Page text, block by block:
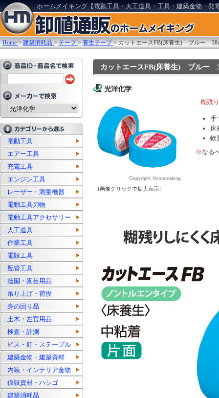
ホームメイキング【電動工具・大工道具・工具・建築金物・発
Home >建築消耗品 >テープ >養生テープ >カットエースFB(床養生) ブルー
電動工具
エアー工具
充電工具
エンジン工具
レーザー・測量機器
電動工具刃物
電動工具アクセサリー
大工道具
作業工具
電設工具
配管工具
造園・園芸用品
吊り上げ・荷役
身の回り品
土木・左官用品
検査・計測
ビス・釘・ステープル
建築金物・建築資材
内装・インテリア金物
仮設資材・ハシゴ
建築消耗品
カットエースFB(床養生) ブルー
[画像クリックで拡大表示]
糊残
手
床
軟
※ なる